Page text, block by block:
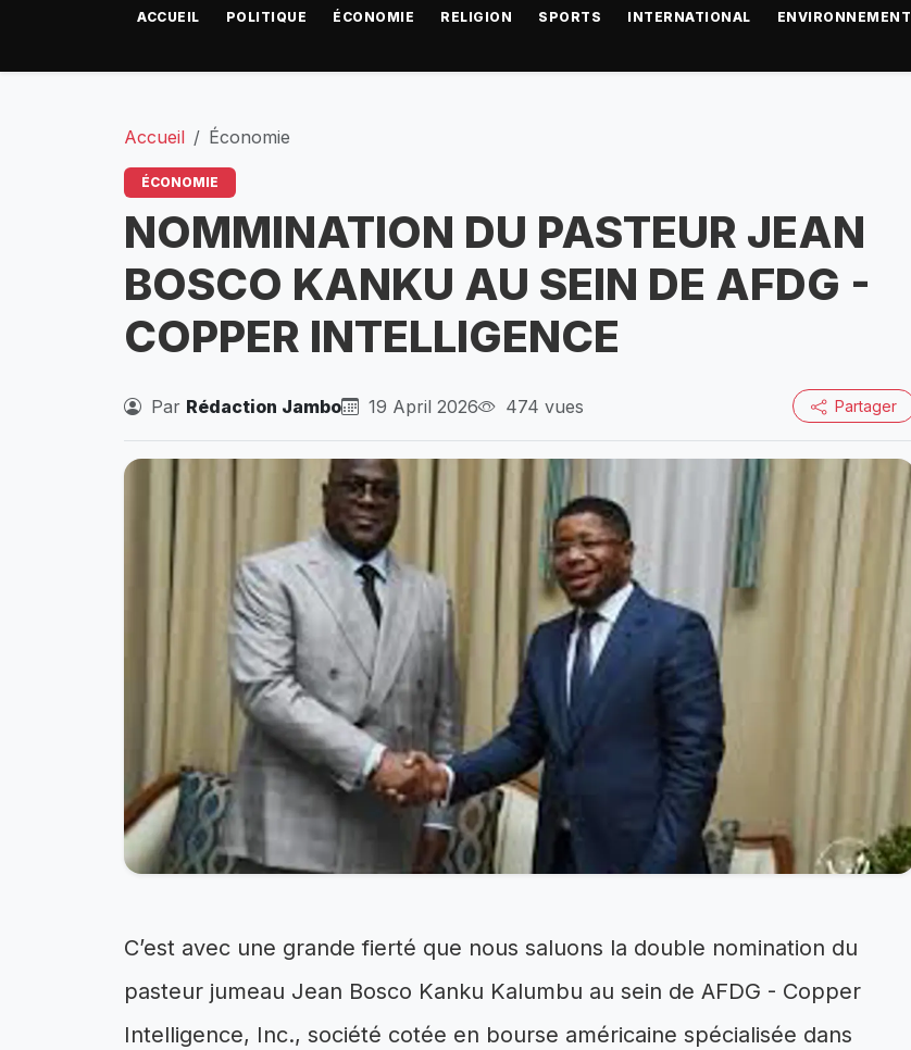
ACCUEIL POLITIQUE ÉCONOMIE RELIGION SPORTS INTERNATIONAL ENVIRONNEMENT
Accueil Économie
ÉCONOMIE
NOMMINATION DU PASTEUR JEAN
BOSCO KANKU AU SEIN DE AFDG -
COPPER INTELLIGENCE
Par Rédaction Jambo 19 April 2026 474 vues Partager
C’est avec une grande fierté que nous saluons la double nomination du
pasteur jumeau Jean Bosco Kanku Kalumbu au sein de AFDG - Copper
Intelligence, Inc., société cotée en bourse américaine spécialisée dans